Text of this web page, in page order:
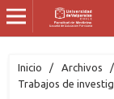
Inicio / Archivos /
Trabajos de